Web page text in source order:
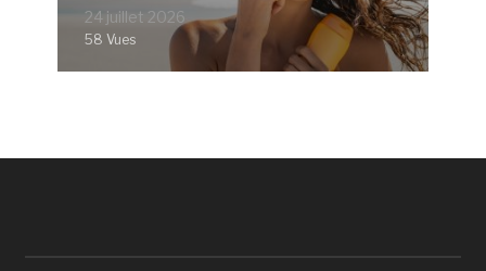
24 juillet 2026
58 Vues